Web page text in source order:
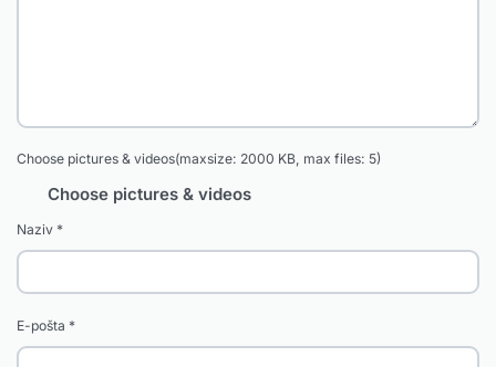
Choose pictures & videos(maxsize: 2000 KB, max files: 5)
Choose pictures & videos
Naziv *
E-pošta *